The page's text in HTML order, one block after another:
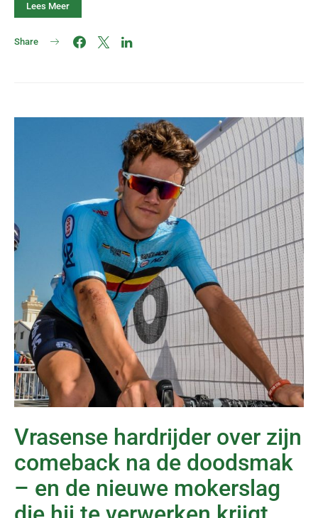
Lees Meer
Share
Vrasense hardrijder over zijn
comeback na de doodsmak
– en de nieuwe mokerslag